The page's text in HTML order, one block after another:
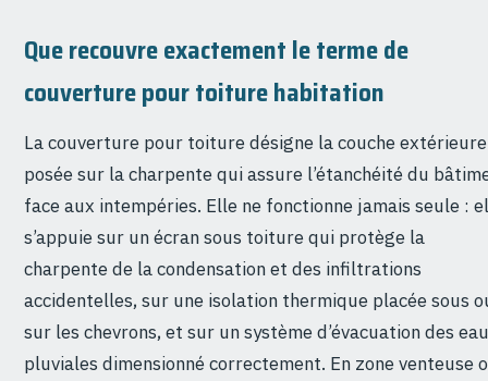
Que recouvre exactement le terme de
couverture pour toiture habitation
La couverture pour toiture désigne la couche extérieure
posée sur la charpente qui assure l’étanchéité du
face aux intempéries. Elle ne fonctionne jamais seule :
s’appuie sur un écran sous toiture qui protège la
charpente de la condensation et des infiltrations
accidentelles, sur une isolation thermique placée sous
sur les chevrons, et sur un système d’évacuation des
pluviales dimensionné correctement. En zone venteuse